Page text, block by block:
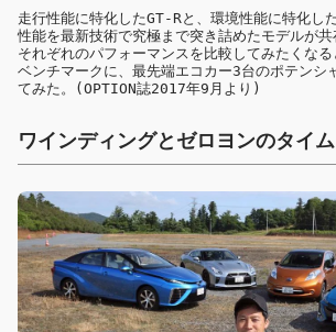
走行性能に特化したGT-Rと、環境性能に特化し
性能を最新技術で究極まで突き詰めたモデルが共
それぞれのパフォーマンスを比較してみたくな
ベンチマークに、最先端エコカー3台のポテンシ
てみた。(OPTION誌2017年9月より)
ワインディングとゼロヨンのタイム